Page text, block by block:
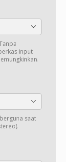
input
saat